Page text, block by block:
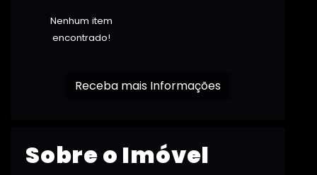
Nenhum item
encontrado!
Receba mais Informações
Sobre o Imóvel